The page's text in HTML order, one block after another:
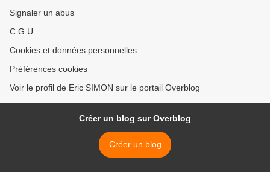
Signaler un abus
C.G.U.
Cookies et données personnelles
Préférences cookies
Voir le profil de Eric SIMON sur le portail Overblog
Créer un blog sur Overblog
Créer un blog